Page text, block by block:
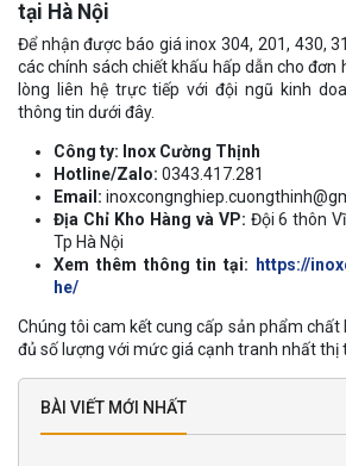
tại Hà Nội
Để nhận được báo giá inox 304, 201, 430,
các chính sách chiết khấu hấp dẫn cho đơn
lòng liên hệ trực tiếp với đội ngũ kinh
thông tin dưới đây.
Công ty: Inox Cường Thịnh
Hotline/Zalo: 0343.417.281
Email:
Địa Chỉ Kho Hàng và VP: Đội 6 thôn
Tp Hà Nội
Xem thêm thông tin tại:
https://
he/
Chúng tôi cam kết cung cấp sản phẩm chất
đủ số lượng với mức giá cạnh tranh nhất thị
BÀI VIẾT MỚI NHẤT